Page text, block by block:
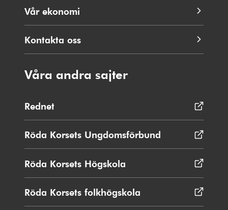
Vår ekonomi
Kontakta oss
Våra andra sajter
Rednet
i
nytt
fönster
Röda Korsets Ungdomsförbund Öppnas
i
Röda Korsets Högskola
i
nytt
fönster
Röda Korsets folkhögskola
i